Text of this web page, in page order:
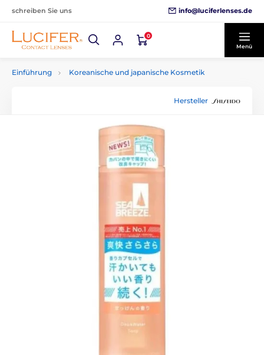
schreiben Sie uns info@luciferlenses.de
0
Menü
Einführung Koreanische und japanische Kosmetik
Hersteller